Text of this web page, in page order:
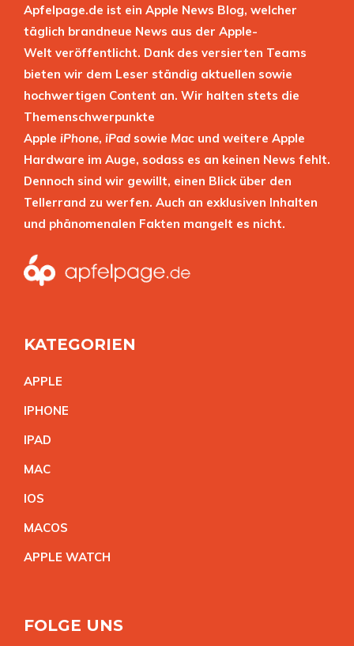
Apfelpage.de ist ein Apple News Blog, welcher
täglich brandneue News aus der Apple-
Welt veröffentlicht. Dank des versierten Teams
bieten wir dem Leser ständig aktuellen sowie
hochwertigen Content an. Wir halten stets die
Themenschwerpunkte
Apple iPhone, iPad sowie Mac und weitere Apple
Hardware im Auge, sodass es an keinen News fehlt.
Dennoch sind wir gewillt, einen Blick über den
Tellerrand zu werfen. Auch an exklusiven Inhalten
und phänomenalen Fakten mangelt es nicht.
KATEGORIEN
APPLE
IPHONE
IPAD
MAC
IOS
MACOS
APPLE WATCH
FOLGE UNS